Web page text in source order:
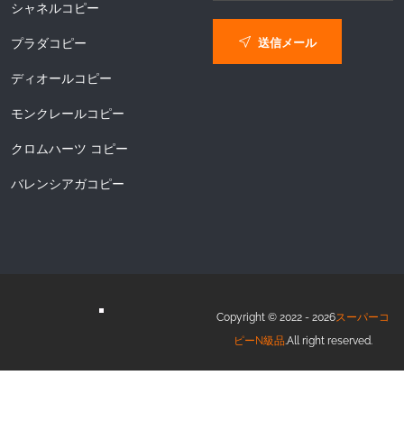
シャネルコピー
プラダコピー
ディオールコピー
モンクレールコピー
クロムハーツ コピー
バレンシアガコピー
送信メール
Copyright © 2022 - 2026スーパーコ
ピーN級品.All right reserved.